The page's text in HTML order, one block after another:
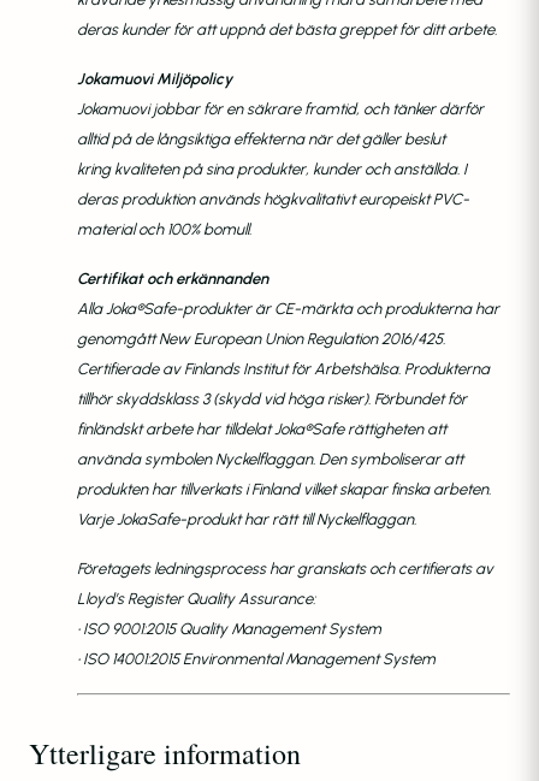
deras kunder för att uppnå det bästa greppet för ditt arbete.
Jokamuovi Miljöpolicy
Jokamuovi jobbar för en säkrare framtid, och tänker därför
alltid på de långsiktiga effekterna när det gäller beslut
kringkvaliteten på sina produkter, kunder och anställda. I
deras produktion används högkvalitativt europeiskt PVC-
material och 100% bomull.
Certifikat och erkännanden
Alla Joka®Safe-produkter är CE-märkta och produkterna har
genomgått New European Union Regulation 2016/425.
Certifierade av Finlands Institut förArbetshälsa. Produkterna
tillhör skyddsklass 3 (skydd vid höga risker). Förbundet för
finländskt arbete har tilldelat Joka®Safe rättigheten att
användasymbolen Nyckelflaggan. Den symboliserar att
produkten har tillverkats i Finland vilket skapar finska arbeten.
Varje JokaSafe-produkt har rätt till Nyckelflaggan.
Företagets ledningsprocess har granskats och certifierats av
Lloyd’s Register Quality Assurance:
• ISO 9001:2015 Quality Management System
• ISO 14001:2015 Environmental Management System
Ytterligare information